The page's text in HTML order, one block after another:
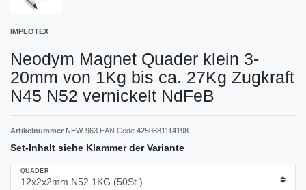
IMPLOTEX
Neodym Magnet Quader klein 3-
20mm von 1Kg bis ca. 27Kg Zugkraft
N45 N52 vernickelt NdFeB
Artikelnummer NEW-963 EAN Code 4250881114198
Set-Inhalt siehe Klammer der Variante
QUADER